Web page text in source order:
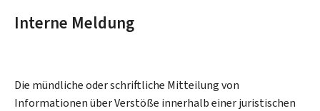
Interne Meldung
Die mündliche oder schriftliche Mitteilung von
Informationen über Verstöße innerhalb einer juristischen